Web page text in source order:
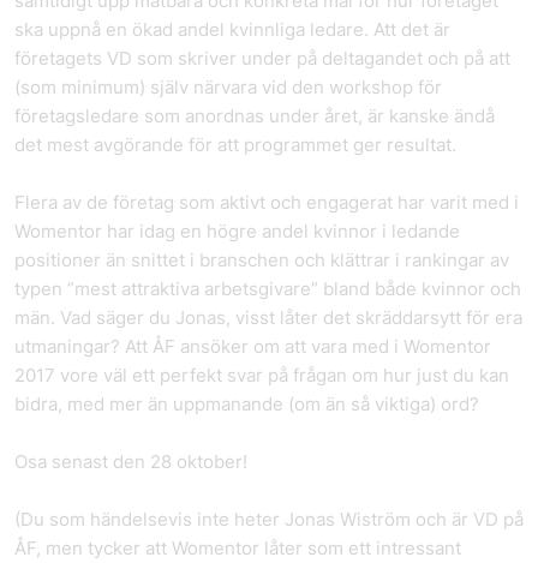
ska uppnå en ökad andel kvinnliga ledare. Att det är
företagets VD som skriver under på deltagandet och på att
(som minimum) själv närvara vid den workshop för
företagsledare som anordnas under året, är kanske ändå
det mest avgörande för att programmet ger resultat.
Flera av de företag som aktivt och engagerat har varit med i
Womentor har idag en högre andel kvinnor i ledande
positioner än snittet i branschen och klättrar i rankingar av
typen ”mest attraktiva arbetsgivare” bland både kvinnor och
män. Vad säger du Jonas, visst låter det skräddarsytt för era
utmaningar? Att ÅF ansöker om att vara med i Womentor
2017 vore väl ett perfekt svar på frågan om hur just du kan
bidra, med mer än uppmanande (om än så viktiga) ord?
Osa senast den 28 oktober!
(Du som händelsevis inte heter Jonas Wiström och är VD på
ÅF, men tycker att Womentor låter som ett intressant